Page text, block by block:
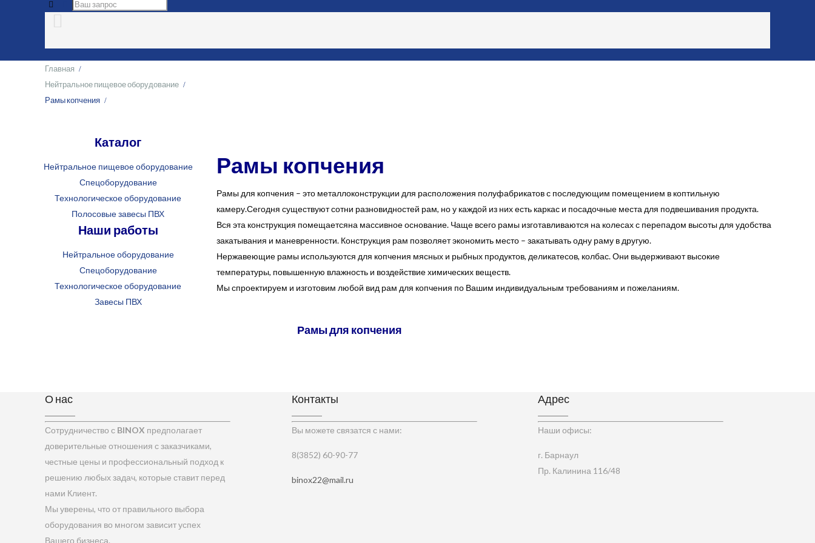
Главная
Нейтральное пищевое оборудование
Рамы копчения
Рамы копчения
Рамы для копчения – это металлоконструкции для расположения полуфабрикатов с последующим помещением в коптильную
камеру.Сегодня существуют сотни разновидностей рам, но у каждой из них есть каркас и посадочные места для подвешивания продукта.
Вся эта конструкция помещаетсяна массивное основание. Чаще всего рамы изготавливаются на колесах с перепадом высоты для удобства
закатывания и маневренности. Конструкция рам позволяет экономить место – закатывать одну раму в другую.
Нержавеющие рамы используются для копчения мясных и рыбных продуктов, деликатесов, колбас. Они выдерживают высокие
температуры, повышенную влажность и воздействие химических веществ.
Мы спроектируем и изготовим любой вид рам для копчения по Вашим индивидуальным требованиям и пожеланиям.
Рамы для копчения
Каталог
Нейтральное пищевое оборудование
Спецоборудование
Технологическое оборудование
Полосовые завесы ПВХ
Наши работы
Нейтральное оборудование
Спецоборудование
Технологическое оборудование
Завесы ПВХ
О нас
Сотрудничество с BINOX предполагает
доверительные отношения с заказчиками,
честные цены и профессиональный подход к
решению любых задач, которые ставит перед
нами Клиент.
Мы уверены, что от правильного выбора
оборудования во многом зависит успех
Вашего бизнеса.
Контакты
Вы можете связатся с нами:
8(3852) 60-90-77
binox22@mail.ru
Адрес
Наши офисы:
г. Барнаул
Пр. Калинина 116/48